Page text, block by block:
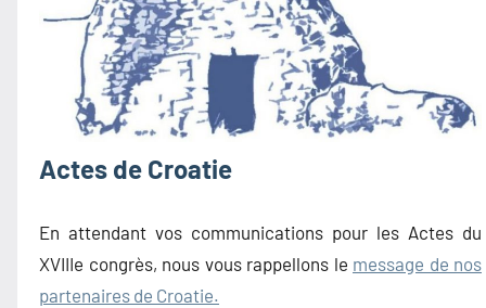
Actes de Croatie
En attendant vos communications pour les Actes du
XVIIIe congrès, nous vous rappellons le message de nos
partenaires de Croatie.